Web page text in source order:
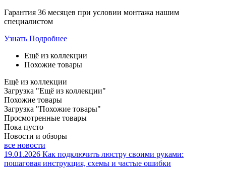
Гарантия 36 месяцев при условии монтажа нашим
специалистом
Узнать Подробнее
Ещё из коллекции
Похожие товары
Ещё из коллекции
Загрузка "Ещё из коллекции"
Похожие товары
Загрузка "Похожие товары"
Просмотренные товары
Пока пусто
Новости и обзоры
все новости
19.01.2026 Как подключить люстру своими руками:
пошаговая инструкция, схемы и частые ошибки